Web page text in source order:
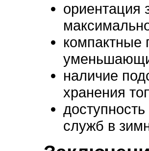
ориентация
компактные
наличие
хранения
служб в